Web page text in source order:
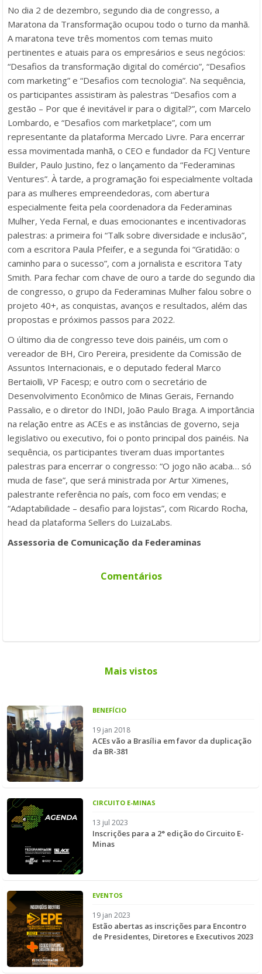
No dia 2 de dezembro, segundo dia de congresso, a
Maratona da Transformação ocupou todo o turno da manhã.
A maratona teve três momentos com temas muito
pertinentes e atuais para os empresários e seus negócios:
“Desafios da transformação digital do comércio”, “Desafios
com marketing” e “Desafios com tecnologia”. Na sequência,
os participantes assistiram às palestras “Desafios com a
gestão – Por que é inevitável ir para o digital?”, com Marcelo
Lombardo, e “Desafios com marketplace”, com um
representante da plataforma Mercado Livre. Para encerrar
essa movimentada manhã, o CEO e fundador da FCJ Venture
Builder, Paulo Justino, fez o lançamento da “Federaminas
Ventures”. À tarde, a programação foi especialmente voltada
para as mulheres empreendedoras, com abertura
especialmente feita pela coordenadora da Federaminas
Mulher, Yeda Fernal, e duas emocionantes e incentivadoras
palestras: a primeira foi “Talk sobre diversidade e inclusão”,
com a escritora Paula Pfeifer, e a segunda foi “Gratidão: o
caminho para o sucesso”, com a jornalista e escritora Taty
Smith. Para fechar com chave de ouro a tarde do segundo dia
de congresso, o grupo da Federaminas Mulher falou sobre o
projeto 40+, as conquistas, avanços e resultados, além das
propostas e próximos passos para 2022.
O último dia de congresso teve dois painéis, um com o
vereador de BH, Ciro Pereira, presidente da Comissão de
Assuntos Internacionais, e o deputado federal Marco
Bertaiolli, VP Facesp; e outro com o secretário de
Desenvolvimento Econômico de Minas Gerais, Fernando
Passalio, e o diretor do INDI, João Paulo Braga. A importância
na relação entre as ACEs e as instâncias de governo, seja
legislativo ou executivo, foi o ponto principal dos painéis. Na
sequência, os participantes tiveram duas importantes
palestras para encerrar o congresso: “O jogo não acaba… só
muda de fase”, que será ministrada por Artur Ximenes,
palestrante referência no país, com foco em vendas; e
“Adaptabilidade – desafio para lojistas”, com Ricardo Rocha,
head da plataforma Sellers do LuizaLabs.
Assessoria de Comunicação da Federaminas
Comentários
Mais vistos
BENEFÍCIO
19 jan 2018
ACEs vão a Brasília em favor da duplicação
da BR-381
CIRCUITO E-MINAS
13 jul 2023
Inscrições para a 2° edição do Circuito E-
Minas
EVENTOS
19 jan 2023
Estão abertas as inscrições para Encontro
de Presidentes, Diretores e Executivos 2023